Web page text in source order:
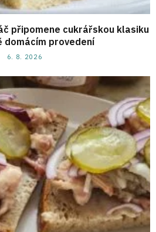
připomene cukrářskou klasiku
domácím provedení
6. 8. 2026